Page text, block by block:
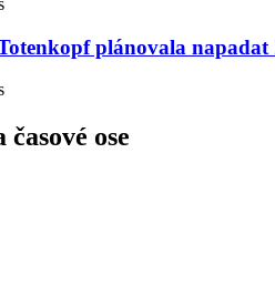
plánovala
ose